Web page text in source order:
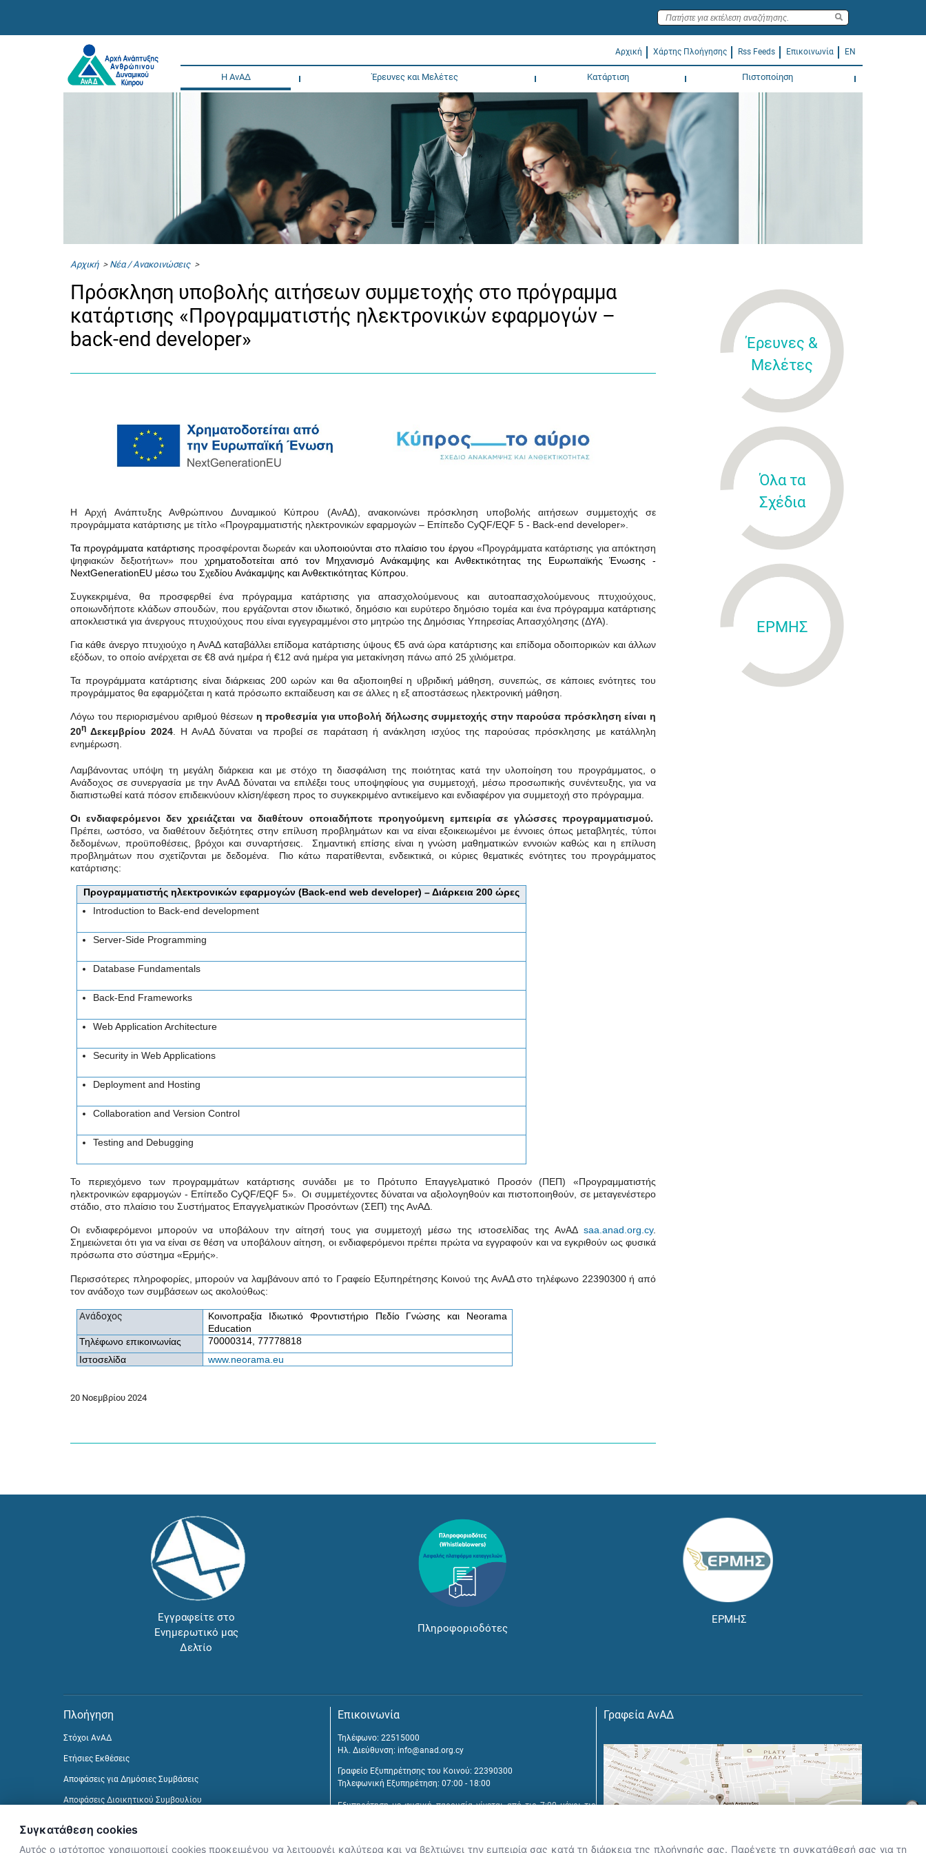
Αρχική Χάρτης Πλοήγησης Rss Feeds Επικοινωνία EN
Η ΑνΑΔ Έρευνες και Μελέτες Κατάρτιση Πιστοποίηση
Αρχική> Νέα / Ανακοινώσεις>
Πρόσκληση υποβολής αιτήσεων συμμετοχής στο πρόγραμμα
κατάρτισης «Προγραμματιστής ηλεκτρονικών εφαρμογών –
back-end developer»
H Αρχή Ανάπτυξης Ανθρώπινου Δυναμικού Κύπρου (ΑνΑΔ), ανακοινώνει πρόσκληση υποβολής αιτήσεων συμμετοχής σε
προγράμματα κατάρτισης με τίτλο «Προγραμματιστής ηλεκτρονικών εφαρμογών – Επίπεδο CyQF/EQF 5 - Back-end developer».
Τα προγράμματα κατάρτισηςπροσφέρονται δωρεάν καιυλοποιούνται στο πλαίσιο του έργου «Προγράμματα κατάρτισης για απόκτηση
ψηφιακών δεξιοτήτων» που χρηματοδοτείται από τον Μηχανισμό Ανάκαμψης και Ανθεκτικότητας της Ευρωπαϊκής Ένωσης -
NextGenerationEU μέσω του Σχεδίου Ανάκαμψης και Ανθεκτικότητας Κύπρου.
Συγκεκριμένα, θα προσφερθεί ένα πρόγραμμα κατάρτισης για απασχολούμενους και αυτοαπασχολούμενους πτυχιούχους,
οποιωνδήποτε κλάδων σπουδών, που εργάζονται στον ιδιωτικό, δημόσιο και ευρύτερο δημόσιο τομέα και ένα πρόγραμμα κατάρτισης
αποκλειστικά για άνεργους πτυχιούχους που είναι εγγεγραμμένοι στο μητρώο της Δημόσιας Υπηρεσίας Απασχόλησης (ΔΥΑ).
Για κάθε άνεργο πτυχιούχο η ΑνΑΔ καταβάλλει επίδομα κατάρτισης ύψους €5 ανά ώρα κατάρτισης και επίδομα οδοιπορικών και άλλων
εξόδων, το οποίο ανέρχεται σε €8 ανά ημέρα ή €12 ανά ημέρα για μετακίνηση πάνω από 25 χιλιόμετρα.
Τα προγράμματα κατάρτισης είναι διάρκειας 200 ωρών και θα αξιοποιηθεί η υβριδική μάθηση, συνεπώς, σε κάποιες ενότητες του
προγράμματος θα εφαρμόζεται η κατά πρόσωπο εκπαίδευση και σε άλλες η εξ αποστάσεως ηλεκτρονική μάθηση.
Λόγω του περιορισμένου αριθμού θέσεων η προθεσμία για υποβολή δήλωσης συμμετοχής στην παρούσα πρόσκληση είναι η
20η Δεκεμβρίου 2024. Η ΑνΑΔ δύναται να προβεί σε παράταση ή ανάκληση ισχύος της παρούσας πρόσκλησης με κατάλληλη
ενημέρωση.
Λαμβάνοντας υπόψη τη μεγάλη διάρκεια και με στόχο τη διασφάλιση της ποιότητας κατά την υλοποίηση του προγράμματος, ο
Ανάδοχος σε συνεργασία με την ΑνΑΔ δύναται να επιλέξει τους υποψηφίους για συμμετοχή, μέσω προσωπικής συνέντευξης, για να
διαπιστωθεί κατά πόσον επιδεικνύουν κλίση/έφεση προς το συγκεκριμένο αντικείμενο και ενδιαφέρον για συμμετοχή στο πρόγραμμα.
Οι ενδιαφερόμενοι δεν χρειάζεται να διαθέτουν οποιαδήποτε προηγούμενη εμπειρία σε γλώσσες προγραμματισμού.
Πρέπει, ωστόσο, να διαθέτουν δεξιότητες στην επίλυση προβλημάτων και να είναι εξοικειωμένοι με έννοιες όπως μεταβλητές, τύποι
δεδομένων, προϋποθέσεις, βρόχοι και συναρτήσεις. Σημαντική επίσης είναι η γνώση μαθηματικών εννοιών καθώς και η επίλυση
προβλημάτων που σχετίζονται με δεδομένα. Πιο κάτω παρατίθενται, ενδεικτικά, οι κύριες θεματικές ενότητες του προγράμματος
κατάρτισης:
Προγραμματιστής ηλεκτρονικών εφαρμογών (Back-end web developer) – Διάρκεια 200 ώρες
Introduction to Back-end development
Server-Side Programming
Database Fundamentals
Back-End Frameworks
Web Application Architecture
Security in Web Applications
Deployment and Hosting
Collaboration and Version Control
Testing and Debugging
Το περιεχόμενο των προγραμμάτων κατάρτισης συνάδει με το Πρότυπο Επαγγελματικό Προσόν (ΠΕΠ) «Προγραμματιστής
ηλεκτρονικών εφαρμογών - Επίπεδο CyQF/EQF 5». Οι συμμετέχοντες δύναται να αξιολογηθούν και πιστοποιηθούν, σε μεταγενέστερο
στάδιο, στο πλαίσιο του Συστήματος Επαγγελματικών Προσόντων (ΣΕΠ) της ΑνΑΔ.
Οι ενδιαφερόμενοι μπορούν να υποβάλουν την αίτησή τους για συμμετοχή μέσω της ιστοσελίδας της ΑνΑΔ saa.anad.org.cy.
Σημειώνεται ότι για να είναι σε θέση να υποβάλουν αίτηση, οι ενδιαφερόμενοι πρέπει πρώτα να εγγραφούν και να εγκριθούν ως φυσικά
πρόσωπα στο σύστημα «Ερμής».
Περισσότερες πληροφορίες, μπορούν να λαμβάνουν από το Γραφείο Εξυπηρέτησης Κοινού της ΑνΑΔ στο τηλέφωνο 22390300 ή από
τον ανάδοχο των συμβάσεων ως ακολούθως:
Ανάδοχος
Κοινοπραξία Ιδιωτικό Φροντιστήριο Πεδίο Γνώσης και Neorama
Education
Τηλέφωνο επικοινωνίας
70000314, 77778818
Ιστοσελίδα
www.neorama.eu
20 Νοεμβρίου 2024
Έρευνες &
Μελέτες
Όλα τα
Σχέδια
ΕΡΜΗΣ
Εγγραφείτε στο
Ενημερωτικό μας
Δελτίο
Πληροφοριοδότες
ΕΡΜΗΣ
Πλοήγηση
Στόχοι ΑνΑΔ
Ετήσιες Εκθέσεις
Αποφάσεις για Δημόσιες Συμβάσεις
Αποφάσεις Διοικητικού Συμβουλίου
Επικοινωνία
Τηλέφωνο: 22515000
Ηλ. Διεύθυνση: info@anad.org.cy
Γραφείο Εξυπηρέτησης του Κοινού: 22390300
Τηλεφωνική Εξυπηρέτηση: 07:00 - 18:00
Εξυπηρέτηση με φυσική παρουσία γίνεται από τις 7:00 μέχρι τις
Τ.Θ. 25431, 1392 Λευκωσία, Κύπρος
Γραφεία ΑνΑΔ
×
Συγκατάθεση cookies
Αυτός ο ιστότοπος χρησιμοποιεί cookies προκειμένου να λειτουργέι καλύτερα και να βελτιώνει την εμπειρία σας κατά τη διάρκεια της πλοήγησής σας. Παρέχετε τη συγκατάθεσή σας για τη